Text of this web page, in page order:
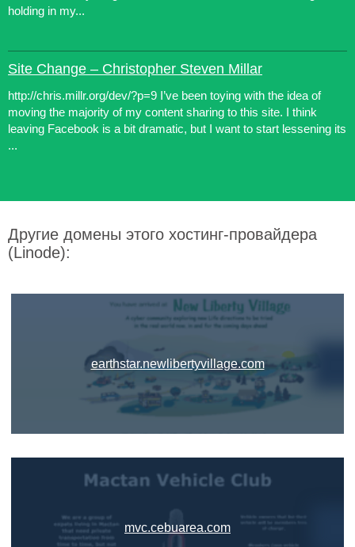
holding in my...
Site Change – Christopher Steven Millar
http://chris.millr.org/dev/?p=9 I’ve been toying with the idea of
moving the majority of my content sharing to this site. I think
leaving Facebook is a bit dramatic, but I want to start lessening its
...
Другие домены этого хостинг-провайдера
(Linode):
earthstar.newlibertyvillage.com
mvc.cebuarea.com